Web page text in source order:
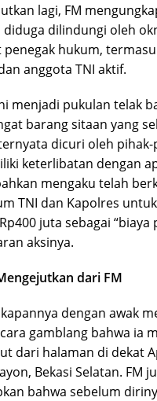
lagi, FM
diduga dilindungi oleh
penegak hukum,
anggota TNI aktif.
menjadi pukulan telak
barang sitaan yang
dicuri oleh pihak-
keterlibatan dengan
mengaku telah
TNI dan Kapolres
juta sebagai “biaya
aksinya.
dari FM
dengan awak
gamblang bahwa ia
dari halaman di dekat
Bekasi Selatan. FM
bahwa sebelum